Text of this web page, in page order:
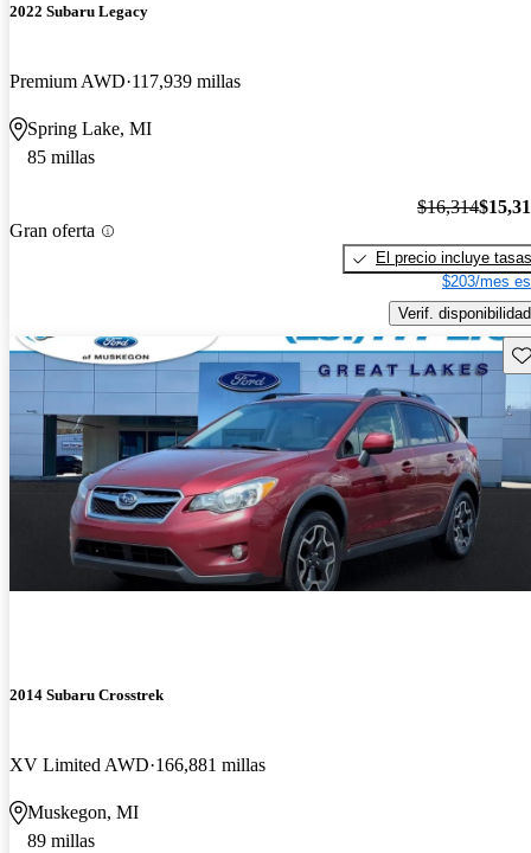
2022 Subaru Legacy
Premium AWD 117,939 millas
Spring Lake, MI
85 millas
Gran oferta
$16,314
El precio incluye tasas
$203/mes
Verif. disponibilidad
2014 Subaru Crosstrek
XV Limited AWD 166,881 millas
Muskegon, MI
89 millas